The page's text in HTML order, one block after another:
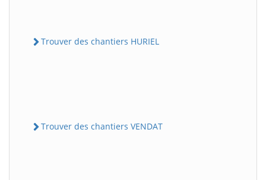
Trouver des chantiers HURIEL
Trouver des chantiers VENDAT